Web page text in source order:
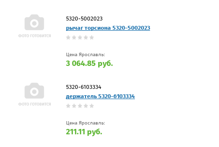
5320-5002023
рычаг торсиона 5320-5002023
Цена Ярославль:
3 064.85 руб.
5320-6103334
держатель 5320-6103334
Цена Ярославль:
211.11 руб.